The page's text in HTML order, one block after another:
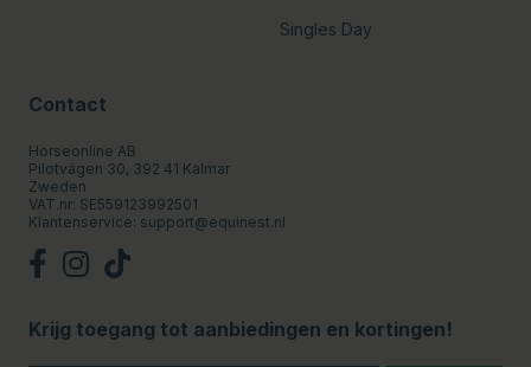
Singles Day
Contact
Horseonline AB
Pilotvägen 30, 392 41 Kalmar
Zweden
VAT.nr: SE559123992501
Klantenservice: support@equinest.nl
Krijg toegang tot aanbiedingen en kortingen!